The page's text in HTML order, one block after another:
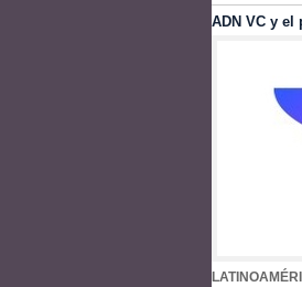
ADN VC y